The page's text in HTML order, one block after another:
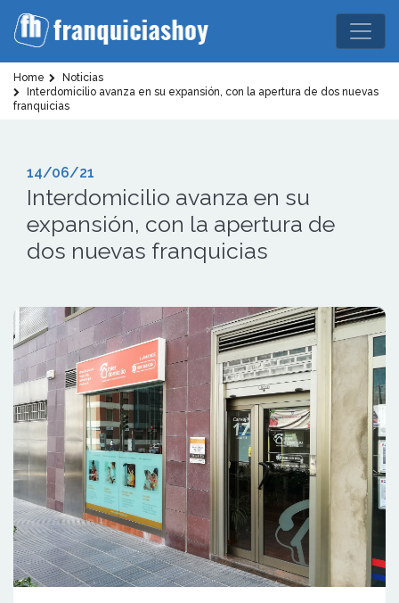
Home
Noticias
Interdomicilio avanza en su expansión, con la apertura de dos nuevas
franquicias
14/06/21
Interdomicilio avanza en su
expansión, con la apertura de
dos nuevas franquicias